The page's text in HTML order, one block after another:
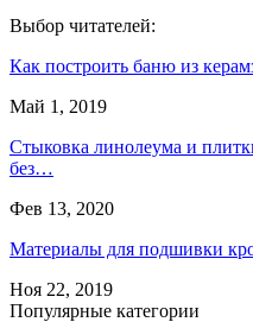
Выбор читателей:
Как построить баню из
Май 1, 2019
Стыковка линолеума и
без…
Фев 13, 2020
Материалы для подшивки
Ноя 22, 2019
Популярные категории